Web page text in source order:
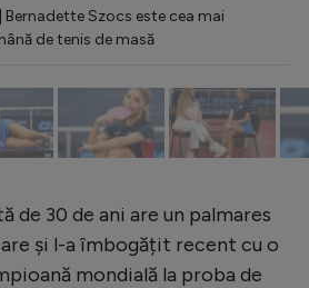
cont
| Bernadette Szocs este cea mai
de tenis de masă
de 30 de ani are un palmares
și l-a îmbogățit recent cu o
mondială la proba de